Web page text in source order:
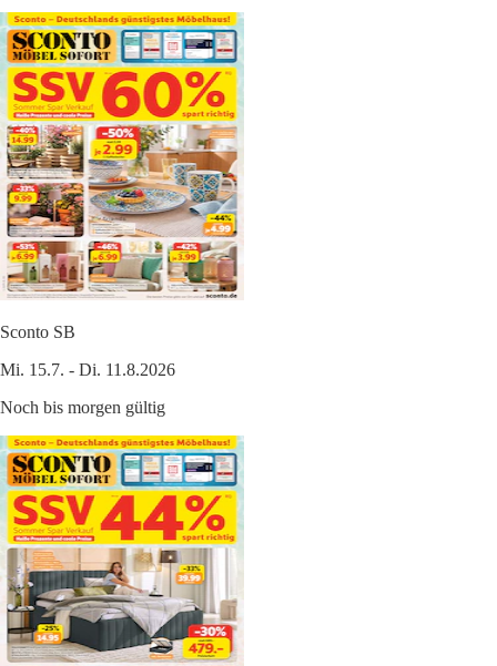
Sconto SB
Mi. 15.7. - Di. 11.8.2026
Noch bis morgen gültig